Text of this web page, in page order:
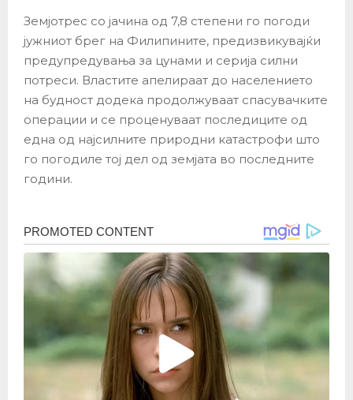
Земјотрес со јачина од 7,8 степени го погоди
јужниот брег на Филипините, предизвикувајќи
предупредувања за цунами и серија силни
потреси. Властите апелираат до населението
на будност додека продолжуваат спасувачките
операции и се проценуваат последиците од
една од најсилните природни катастрофи што
го погодиле тој дел од земјата во последните
години.